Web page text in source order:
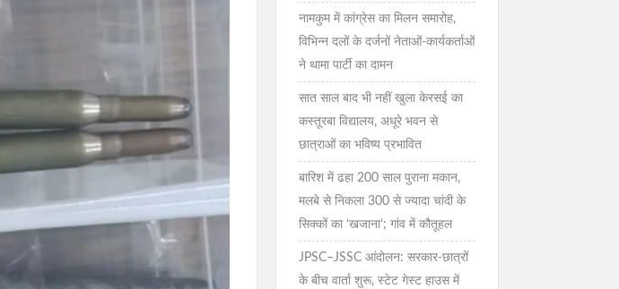
नामकुम में कांग्रेस का मिलन समारोह,
विभिन्न दलों के दर्जनों नेताओं-कार्यकर्ताओं
ने थामा पार्टी का दामन
सात साल बाद भी नहीं खुला केरसई का
कस्तूरबा विद्यालय, अधूरे भवन से
छात्राओं का भविष्य प्रभावित
बारिश में ढहा 200 साल पुराना मकान,
मलबे से निकला 300 से ज्यादा चांदी के
सिक्कों का ‘खजाना’; गांव में कौतूहल
JPSC–JSSC आंदोलन: सरकार-छात्रों
के बीच वार्ता शुरू, स्टेट गेस्ट हाउस में